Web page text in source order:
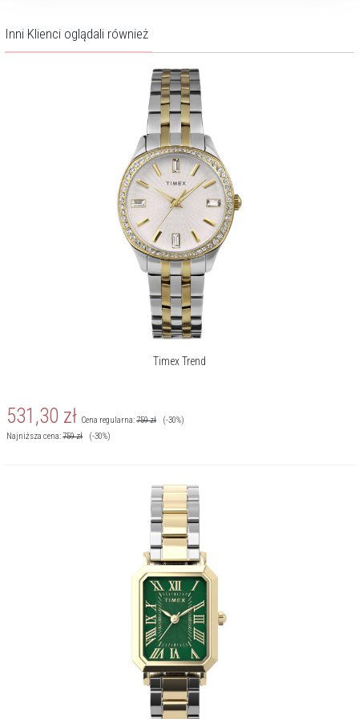
Inni Klienci oglądali również
Timex Trend
531,30 zł Cena regularna:759zł
(-30%)
Najniższa cena:759zł (-30%)